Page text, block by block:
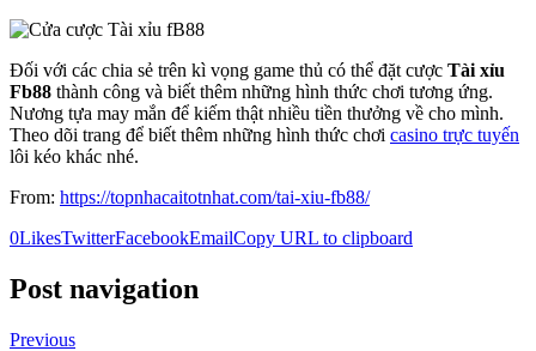
Đối với các chia sẻ trên kì vọng game thủ có thể đặt cược Tài xỉu
Fb88 thành công và biết thêm những hình thức chơi tương ứng.
Nương tựa may mắn để kiếm thật nhiều tiền thưởng về cho mình.
Theo dõi trang để biết thêm những hình thức chơi casino trực tuyến
lôi kéo khác nhé.
From: https://topnhacaitotnhat.com/tai-xiu-fb88/
0LikesTwitterFacebookEmailCopy URL to clipboard
Post navigation
Previous